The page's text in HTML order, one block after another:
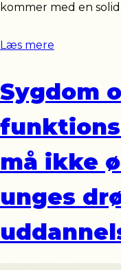
kommer med en
Læs mere
Sygdom
må ikke
unges